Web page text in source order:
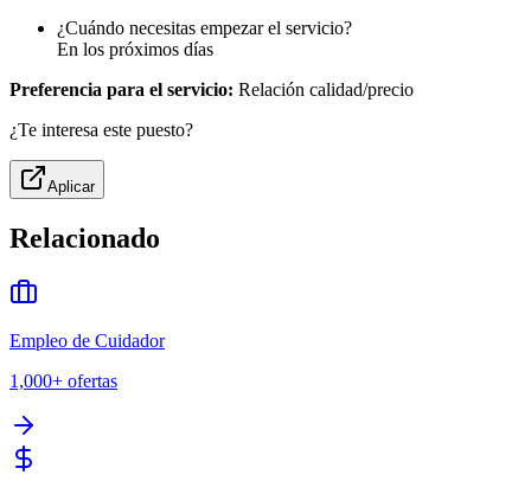
¿Cuándo necesitas empezar el servicio?
En los próximos días
Preferencia para el servicio: Relación calidad/precio
¿Te interesa este puesto?
Aplicar
Relacionado
Empleo de Cuidador
1,000+ ofertas